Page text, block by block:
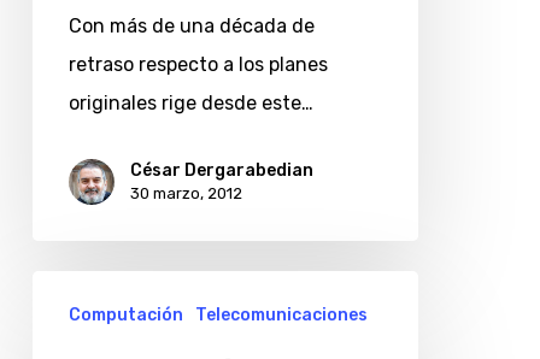
telefonía
móvil
perder
Con más de una década de
retraso respecto a los planes
originales rige desde este…
César Dergarabedian
30 marzo, 2012
juegos
Computación Telecomunicaciones